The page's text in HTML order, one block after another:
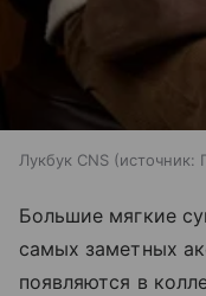
Лукбук CNS источник:
Большие мягкие
самых заметных
появляются в